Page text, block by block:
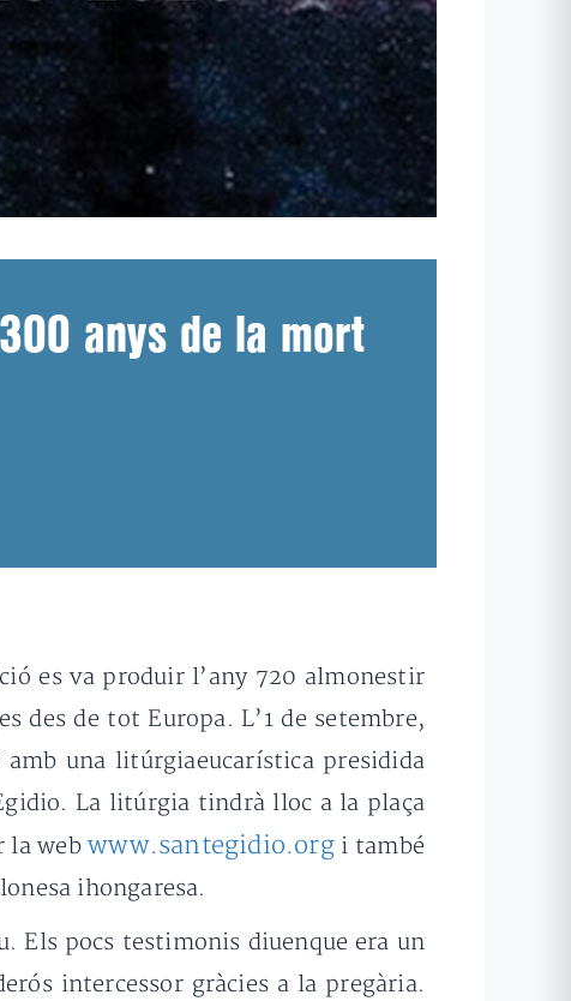
anys de la mort
es va produir l’any 720 almonestir
des de tot Europa. L’1 de setembre,
amb una litúrgiaeucarística presidida
La litúrgia tindrà lloc a la plaça
la webwww.santegidio.orgi també
ihongaresa.
Els pocs testimonis diuenque era un
intercessor gràcies a la pregària.